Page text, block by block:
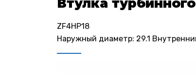
Втулка
ZF4HP18
Наружный диаметр: 29.1